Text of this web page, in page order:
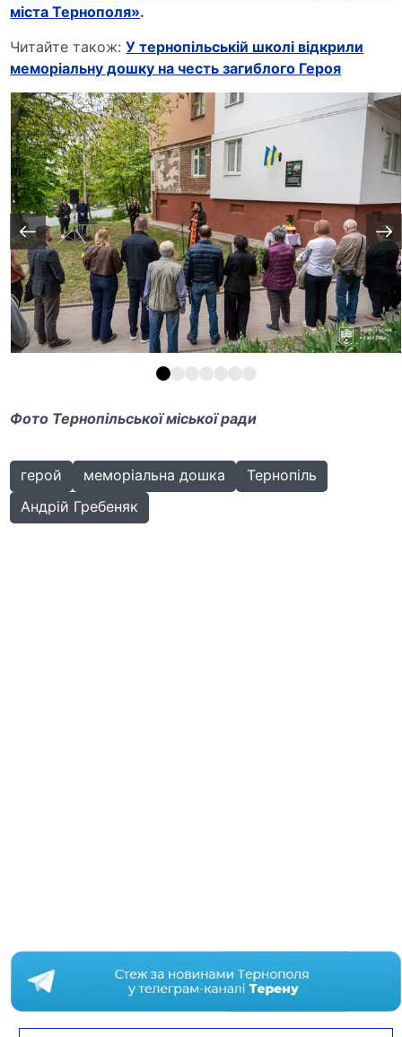
міста Тернополя».
Читайте також:У тернопільській школі відкрили
меморіальну дошку на честь загиблого Героя
Фото Тернопільської міської ради
герой меморіальна дошка
Тернопіль
Андрій Гребеняк